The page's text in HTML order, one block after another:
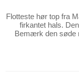
Flotteste hør top fra
firkantet hals.
Bemærk den søde